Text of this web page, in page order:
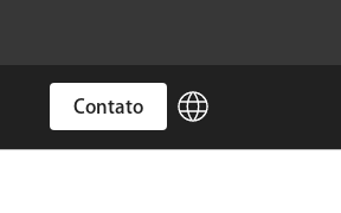
Contato language